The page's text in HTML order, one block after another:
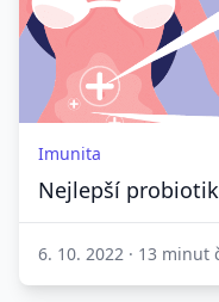
Imunita
Nejlepší
6. 10. 2022 · 13 minut